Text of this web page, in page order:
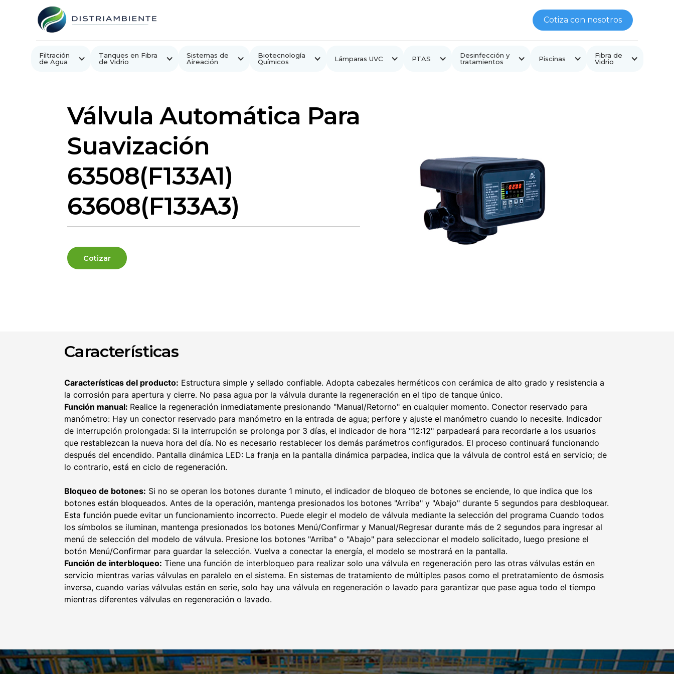
Cotiza con nosotros
Filtración
de Agua
Tanques en Fibra
de Vidrio
Sistemas de
Aireación
Biotecnología
Químicos
Lámparas UVC PTAS
Desinfección y
tratamientos
Piscinas
Fibra de
Vidrio
Válvula Automática Para
Suavización
63508(F133A1)
63608(F133A3)
Cotizar
Características
Características del producto: Estructura simple y sellado confiable. Adopta cabezales herméticos con cerámica de alto grado y resistencia a
la corrosión para apertura y cierre. No pasa agua por la válvula durante la regeneración en el tipo de tanque único.
Función manual: Realice la regeneración inmediatamente presionando "Manual/Retorno" en cualquier momento. Conector reservado para
manómetro: Hay un conector reservado para manómetro en la entrada de agua; perfore y ajuste el manómetro cuando lo necesite. Indicador
de interrupción prolongada: Si la interrupción se prolonga por 3 días, el indicador de hora "12:12" parpadeará para recordarle a los usuarios
que restablezcan la nueva hora del día. No es necesario restablecer los demás parámetros configurados. El proceso continuará funcionando
después del encendido. Pantalla dinámica LED: La franja en la pantalla dinámica parpadea, indica que la válvula de control está en servicio; de
lo contrario, está en ciclo de regeneración.
Bloqueo de botones: Si no se operan los botones durante 1 minuto, el indicador de bloqueo de botones se enciende, lo que indica que los
botones están bloqueados. Antes de la operación, mantenga presionados los botones "Arriba" y "Abajo" durante 5 segundos para desbloquear.
Esta función puede evitar un funcionamiento incorrecto. Puede elegir el modelo de válvula mediante la selección del programa Cuando todos
los símbolos se iluminan, mantenga presionados los botones Menú/Confirmar y Manual/Regresar durante más de 2 segundos para ingresar al
menú de selección del modelo de válvula. Presione los botones "Arriba" o "Abajo" para seleccionar el modelo solicitado, luego presione el
botón Menú/Confirmar para guardar la selección. Vuelva a conectar la energía, el modelo se mostrará en la pantalla.
Función de interbloqueo: Tiene una función de interbloqueo para realizar solo una válvula en regeneración pero las otras válvulas están en
servicio mientras varias válvulas en paralelo en el sistema. En sistemas de tratamiento de múltiples pasos como el pretratamiento de ósmosis
inversa, cuando varias válvulas están en serie, solo hay una válvula en regeneración o lavado para garantizar que pase agua todo el tiempo
mientras diferentes válvulas en regeneración o lavado.